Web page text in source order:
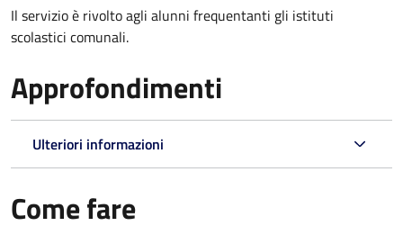
Il servizio è rivolto agli alunni frequentanti gli istituti
scolastici comunali.
Approfondimenti
Ulteriori informazioni
Come fare